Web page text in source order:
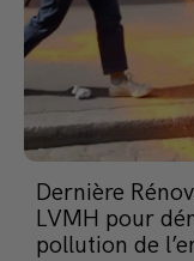
Dernière
LVMH pour
pollution de